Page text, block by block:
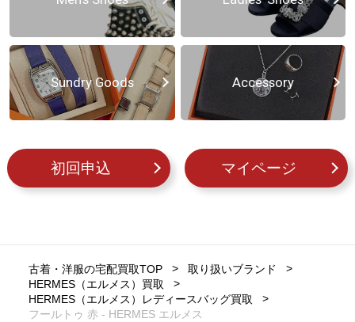
Sundry Goods Accessory
初回申込 マイページ
古着・洋服の宅配買取TOP
取り扱いブランド
HERMES（エルメス）買取
HERMES（エルメス）レディースバッグ買取
フールトゥ 赤 - HERMES エルメス